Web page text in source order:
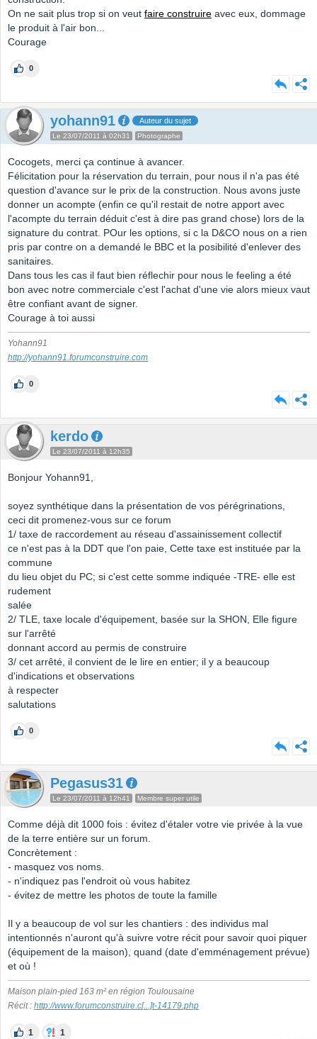
On ne sait plus trop si on veut faire construire avec eux, dommage
le produit à l'air bon...
Courage
0
yohann91 Auteur du sujet
Le 23/07/2011 à 02h31 Photographe
Cocogets, merci ça continue à avancer.
Félicitation pour la réservation du terrain, pour nous il n'a pas été
question d'avance sur le prix de la construction. Nous avons juste
donner un acompte (enfin ce qu'il restait de notre apport avec
l'acompte du terrain déduit c'est à dire pas grand chose) lors de la
signature du contrat. POur les options, si c la D&CO nous on a rien
pris par contre on a demandé le BBC et la posibilité d'enlever des
sanitaires.
Dans tous les cas il faut bien réflechir pour nous le feeling a été
bon avec notre commerciale c'est l'achat d'une vie alors mieux vaut
être confiant avant de signer.
Courage à toi aussi
Yohann91
http://yohann91.forumconstruire.com
0
kerdo
Le 23/07/2011 à 12h35
Bonjour Yohann91,
soyez synthétique dans la présentation de vos pérégrinations,
ceci dit promenez-vous sur ce forum
1/ taxe de raccordement au réseau d'assainissement collectif
ce n'est pas à la DDT que l'on paie, Cette taxe est instituée par la
commune
du lieu objet du PC; si c'est cette somme indiquée -TRE- elle est
rudement
salée
2/ TLE, taxe locale d'équipement, basée sur la SHON, Elle figure
sur l'arrêté
donnant accord au permis de construire
3/ cet arrêté, il convient de le lire en entier; il y a beaucoup
d'indications et observations
à respecter
salutations
0
Pegasus31
Le 23/07/2011 à 12h41 Membre super utile
Comme déjà dit 1000 fois : évitez d'étaler votre vie privée à la vue
de la terre entière sur un forum.
Concrètement :
- masquez vos noms.
- n'indiquez pas l'endroit où vous habitez
- évitez de mettre les photos de toute la famille
Il y a beaucoup de vol sur les chantiers : des individus mal
intentionnés n'auront qu'à suivre votre récit pour savoir quoi piquer
(équipement de la maison), quand (date d'emménagement prévue)
et où !
Maison plain-pied 163 m² en région Toulousaine
Récit : http://www.forumconstruire.c[...]t-14179.php
1 1